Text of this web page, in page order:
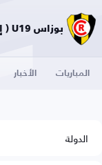
بوزاس U19 ( إسبانيا )
المباريات الأخبار
الدولة